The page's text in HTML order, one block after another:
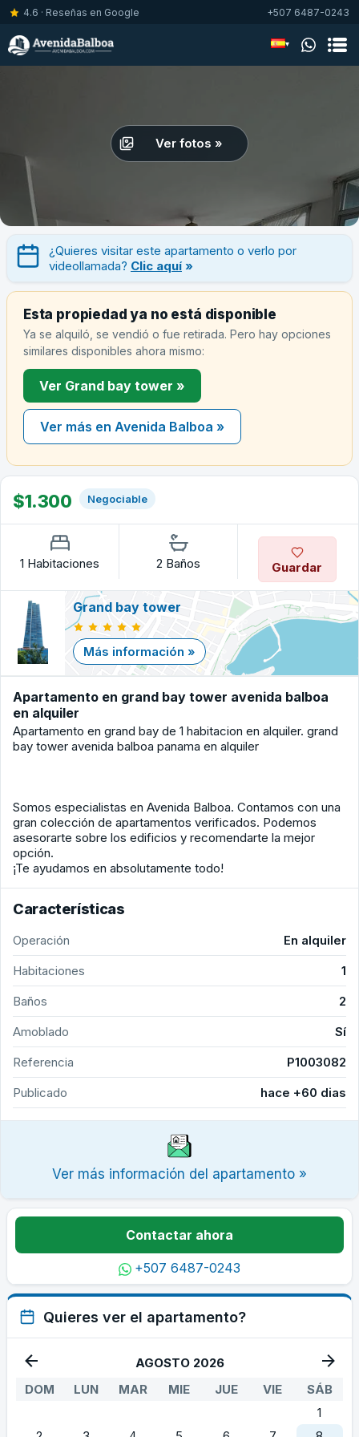
4.6 · Reseñas en Google +507 6487-0243
▾
Ver fotos »
¿Quieres visitar este apartamento o verlo por
videollamada? Clic aquí »
Esta propiedad ya no está disponible
Ya se alquiló, se vendió o fue retirada. Pero hay opciones
similares disponibles ahora mismo:
Ver Grand bay tower »
Ver más en Avenida Balboa »
$1.300 Negociable
1 Habitaciones 2 Baños Guardar
Grand bay tower
Más información »
Apartamento en grand bay tower avenida balboa
en alquiler
Apartamento en grand bay de 1 habitacion en alquiler. grand
bay tower avenida balboa panama en alquiler
Somos especialistas en Avenida Balboa. Contamos con una
gran colección de apartamentos verificados. Podemos
asesorarte sobre los edificios y recomendarte la mejor
opción.
¡Te ayudamos en absolutamente todo!
Características
Operación
En alquiler
Habitaciones
1
Baños
2
Amoblado
Sí
Referencia
P1003082
Publicado
hace +60 dias
Ver más información del apartamento »
Contactar ahora
+507 6487-0243
Quieres ver el apartamento?
AGOSTO 2026
DOM
LUN MAR MIE JUE VIE
SÁB
1